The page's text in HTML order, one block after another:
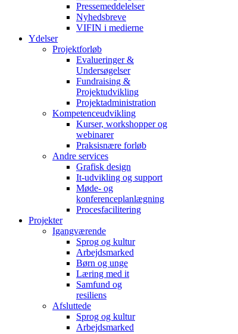
Pressemeddelelser
Nyhedsbreve
VIFIN i medierne
Ydelser
Projektforløb
Evalueringer &
Undersøgelser
Fundraising &
Projektudvikling
Projektadministration
Kompetenceudvikling
Kurser, workshopper og
webinarer
Praksisnære forløb
Andre services
Grafisk design
It-udvikling og support
Møde- og
konferenceplanlægning
Procesfacilitering
Projekter
Igangværende
Sprog og kultur
Arbejdsmarked
Børn og unge
Læring med it
Samfund og
resiliens
Afsluttede
Sprog og kultur
Arbejdsmarked